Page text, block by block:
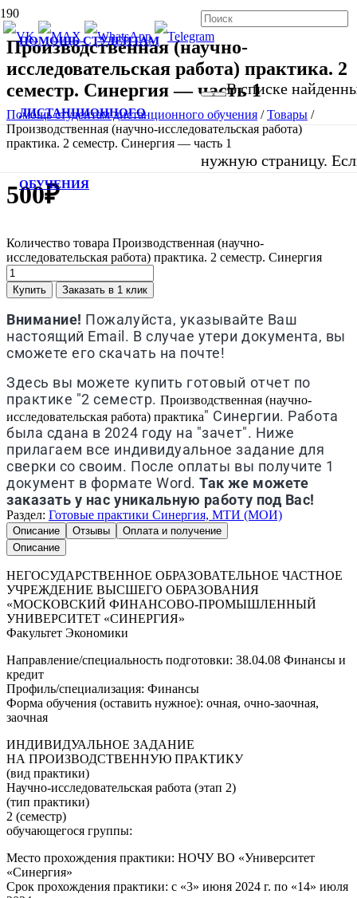
ПОМОЩЬ СТУДЕНТАМ
ДИСТАНЦИОННОГО
ОБУЧЕНИЯ
В списке
нужную страницу.
Производственная (научно-
исследовательская работа) практика. 2
семестр. Синергия — часть 1
Помощь студентам дистанционного обучения /Товары /
Производственная (научно-исследовательская работа)
практика. 2 семестр. Синергия — часть 1
500₽
Количество товара Производственная (научно-
исследовательская работа) практика. 2 семестр. Синергия
Купить Заказать в 1 клик
Внимание! Пожалуйста, указывайте Ваш
настоящий Email. В случае утери документа, вы
сможете его скачать на почте!
Здесь вы можете купить готовый отчет по
практике "2 семестр.Производственная (научно-
исследовательская работа) практика" Синергии. Работа
была сдана в 2024 году на "зачет". Ниже
прилагаем все индивидуальное задание для
сверки со своим. После оплаты вы получите 1
документ в формате Word.Так же можете
заказать у нас уникальную работу под Вас!
Раздел: Готовые практики Синергия, МТИ (МОИ)
Описание Отзывы
Оплата и получение
Описание
НЕГОСУДАРСТВЕННОЕ ОБРАЗОВАТЕЛЬНОЕ ЧАСТНОЕ
УЧРЕЖДЕНИЕ ВЫСШЕГО ОБРАЗОВАНИЯ
«МОСКОВСКИЙ ФИНАНСОВО-ПРОМЫШЛЕННЫЙ
УНИВЕРСИТЕТ «СИНЕРГИЯ»
Факультет Экономики
Направление/специальность подготовки: 38.04.08 Финансы и
кредит
Профиль/специализация: Финансы
Форма обучения (оставить нужное): очная, очно-заочная,
заочная
ИНДИВИДУАЛЬНОЕ ЗАДАНИЕ
НА ПРОИЗВОДСТВЕННУЮ ПРАКТИКУ
(вид практики)
Научно-исследовательская работа (этап 2)
(тип практики)
2 (семестр)
обучающегося группы:
Место прохождения практики: НОЧУ ВО «Университет
«Синергия»
Срок прохождения практики: с «3» июня 2024 г. по «14» июля